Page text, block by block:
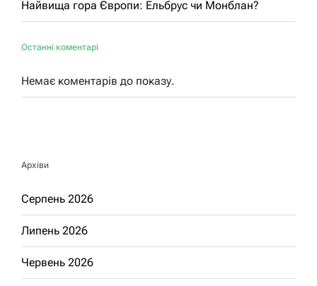
Найвища гора Європи: Ельбрус чи Монблан?
Останні коментарі
Немає коментарів до показу.
Архіви
Серпень 2026
Липень 2026
Червень 2026